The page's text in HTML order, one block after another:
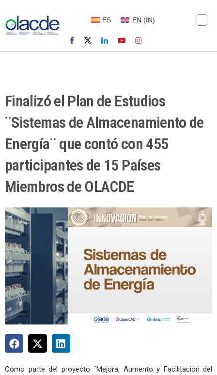
ES EN (IN)
Finalizó el Plan de Estudios
¨Sistemas de Almacenamiento de
Energía¨ que contó con 455
participantes de 15 Países
Miembros de OLACDE
Como parte del proyecto ¨Mejora, Aumento y Facilitación del